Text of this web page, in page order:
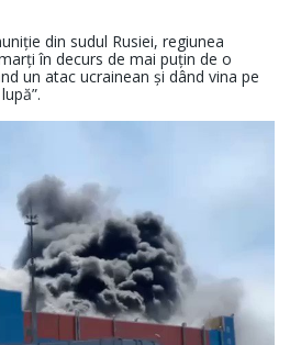
din sudul Rusiei, regiunea
în decurs de mai puțin de o
un atac ucrainean și dând vina pe